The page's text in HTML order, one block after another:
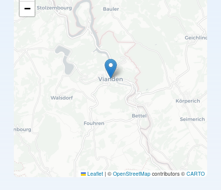
−
Leaflet | © OpenStreetMap contributors © CARTO